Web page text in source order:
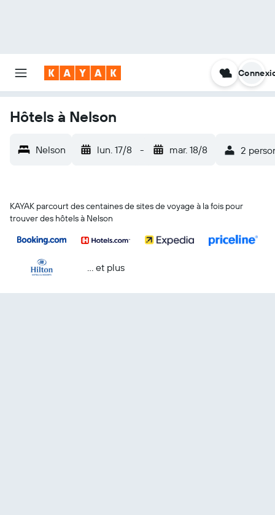
Hôtels à Nelson
Nelson lun. 17/8 - mar. 18/8 2
KAYAK parcourt des centaines de sites de voyage à la fois pour
trouver des hôtels à Nelson
… et plus